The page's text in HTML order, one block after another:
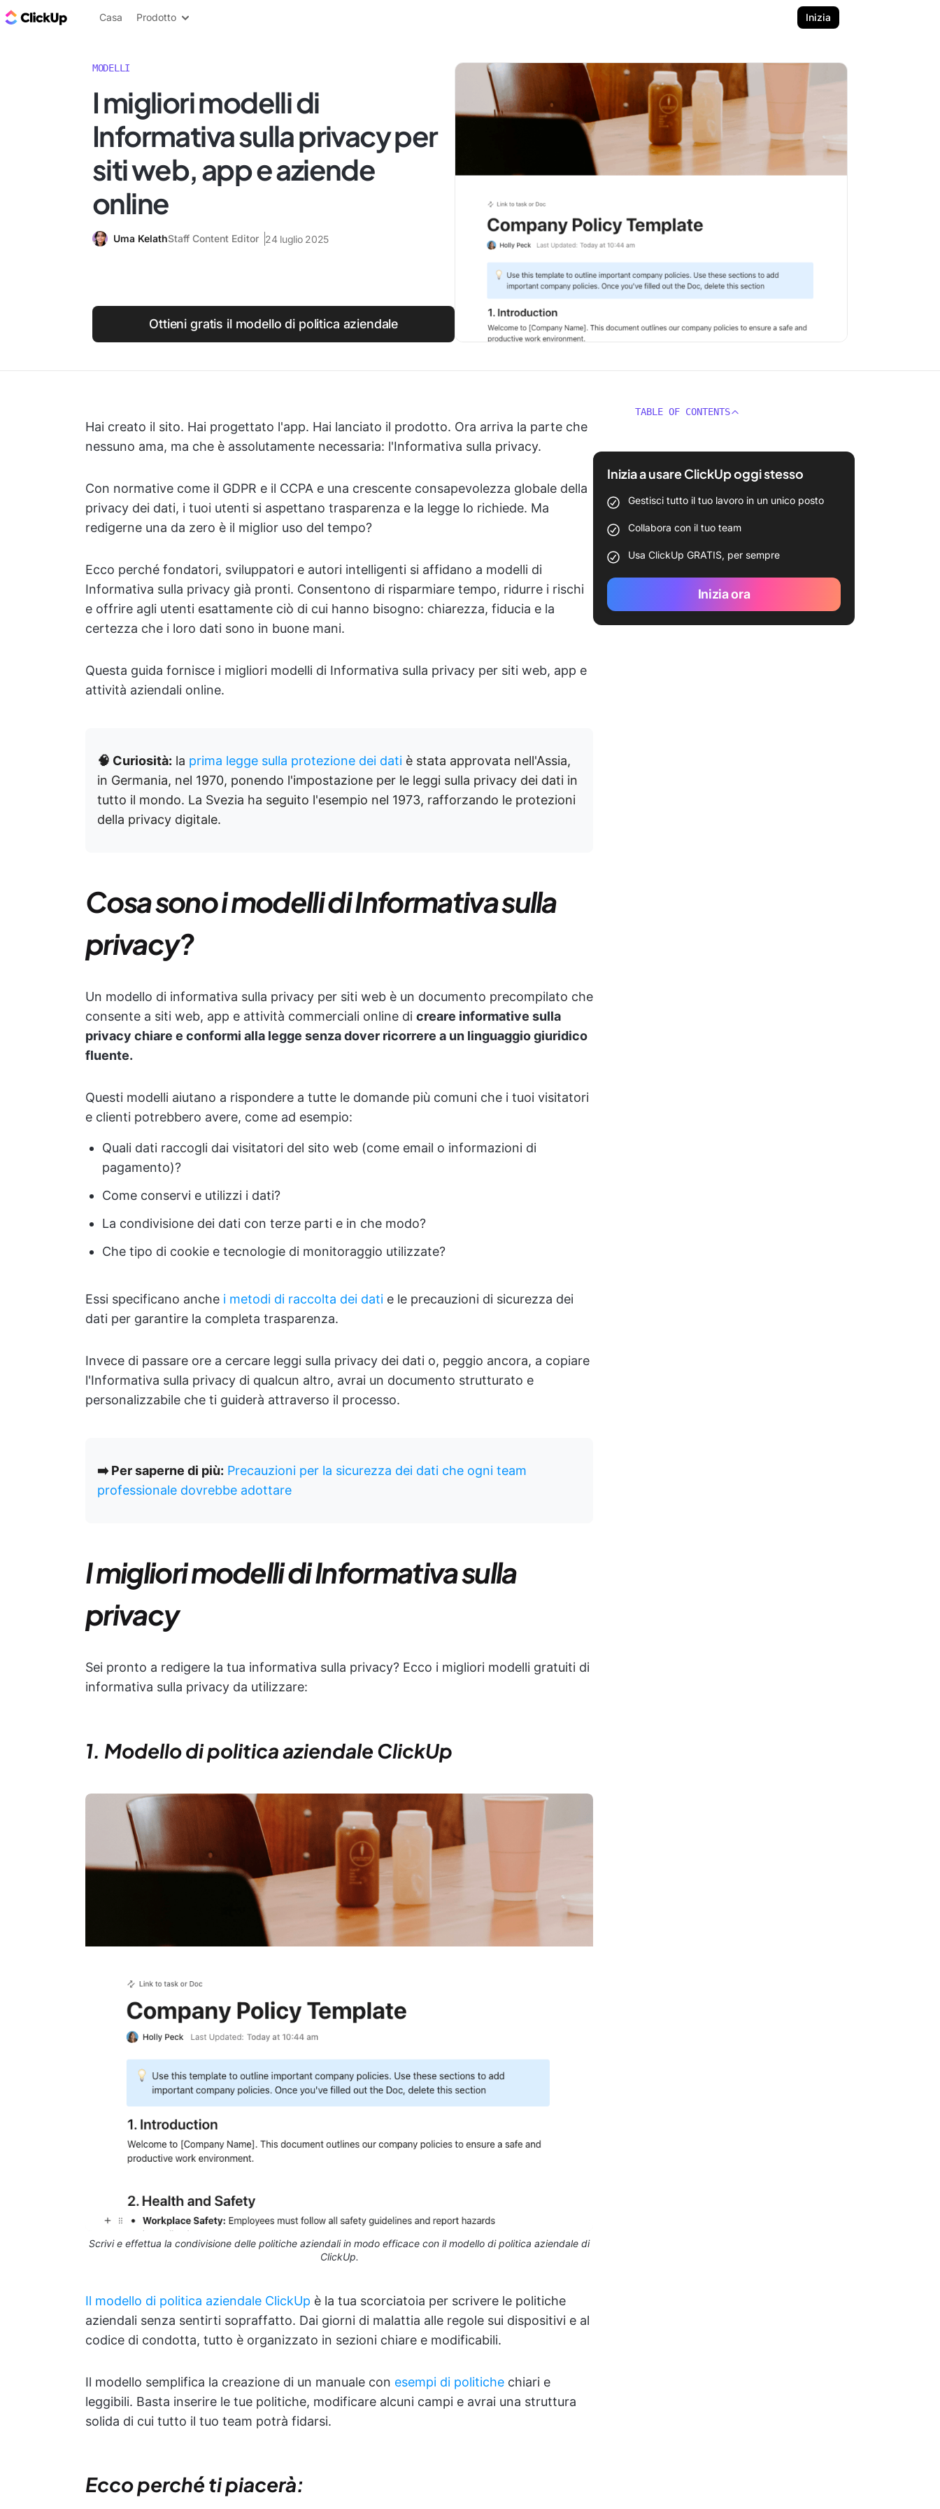
Blog di ClickUp
Casa Prodotto Inizia
MODELLI
I migliori modelli di
Informativa sulla privacy per
siti web, app e aziende
online
Uma KelathStaff Content Editor 24 luglio 2025
Ottieni gratis il modello di politica aziendale
Hai creato il sito. Hai progettato l'app. Hai lanciato il prodotto. Ora arriva la parte che
nessuno ama, ma che è assolutamente necessaria: l'Informativa sulla privacy.
Con normative come il GDPR e il CCPA e una crescente consapevolezza globale della
privacy dei dati, i tuoi utenti si aspettano trasparenza e la legge lo richiede. Ma
redigerne una da zero è il miglior uso del tempo?
Ecco perché fondatori, sviluppatori e autori intelligenti si affidano a modelli di
Informativa sulla privacy già pronti. Consentono di risparmiare tempo, ridurre i rischi
e offrire agli utenti esattamente ciò di cui hanno bisogno: chiarezza, fiducia e la
certezza che i loro dati sono in buone mani.
Questa guida fornisce i migliori modelli di Informativa sulla privacy per siti web, app e
attività aziendali online.
🧠 Curiosità: la prima legge sulla protezione dei dati è stata approvata nell'Assia,
in Germania, nel 1970, ponendo l'impostazione per le leggi sulla privacy dei dati in
tutto il mondo. La Svezia ha seguito l'esempio nel 1973, rafforzando le protezioni
della privacy digitale.
Cosa sono i modelli di Informativa sulla
privacy?
Un modello di informativa sulla privacy per siti web è un documento precompilato che
consente a siti web, app e attività commerciali online di creare informative sulla
privacy chiare e conformi alla legge senza dover ricorrere a un linguaggio giuridico
fluente.
Questi modelli aiutano a rispondere a tutte le domande più comuni che i tuoi visitatori
e clienti potrebbero avere, come ad esempio:
Quali dati raccogli dai visitatori del sito web (come email o informazioni di
pagamento)?
Come conservi e utilizzi i dati?
La condivisione dei dati con terze parti e in che modo?
Che tipo di cookie e tecnologie di monitoraggio utilizzate?
Essi specificano anche i metodi di raccolta dei dati e le precauzioni di sicurezza dei
dati per garantire la completa trasparenza.
Invece di passare ore a cercare leggi sulla privacy dei dati o, peggio ancora, a copiare
l'Informativa sulla privacy di qualcun altro, avrai un documento strutturato e
personalizzabile che ti guiderà attraverso il processo.
➡️ Per saperne di più: Precauzioni per la sicurezza dei dati che ogni team
professionale dovrebbe adottare
I migliori modelli di Informativa sulla
privacy
Sei pronto a redigere la tua informativa sulla privacy? Ecco i migliori modelli gratuiti di
informativa sulla privacy da utilizzare:
1. Modello di politica aziendale ClickUp
Scrivi e effettua la condivisione delle politiche aziendali in modo efficace con il modello di politica aziendale di
ClickUp.
Il modello di politica aziendale ClickUp è la tua scorciatoia per scrivere le politiche
aziendali senza sentirti sopraffatto. Dai giorni di malattia alle regole sui dispositivi e al
codice di condotta, tutto è organizzato in sezioni chiare e modificabili.
Il modello semplifica la creazione di un manuale con esempi di politiche chiari e
leggibili. Basta inserire le tue politiche, modificare alcuni campi e avrai una struttura
solida di cui tutto il tuo team potrà fidarsi.
Ecco perché ti piacerà:
TABLE OF CONTENTS
Inizia a usare ClickUp oggi stesso
Gestisci tutto il tuo lavoro in un unico posto
Collabora con il tuo team
Usa ClickUp GRATIS, per sempre
Inizia ora